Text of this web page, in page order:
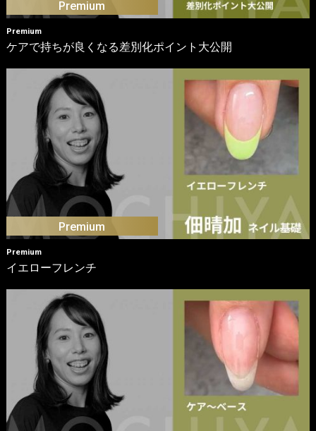
Premium
ケアで持ちが良くなる差別化ポイント大公開
Premium
イエローフレンチ